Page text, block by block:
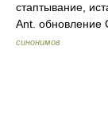
стаптывание,
Ant.
синонимов